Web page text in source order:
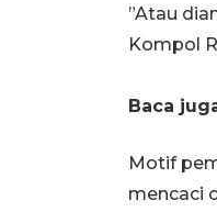
”Atau
Kompol
Baca
Motif
mencaci